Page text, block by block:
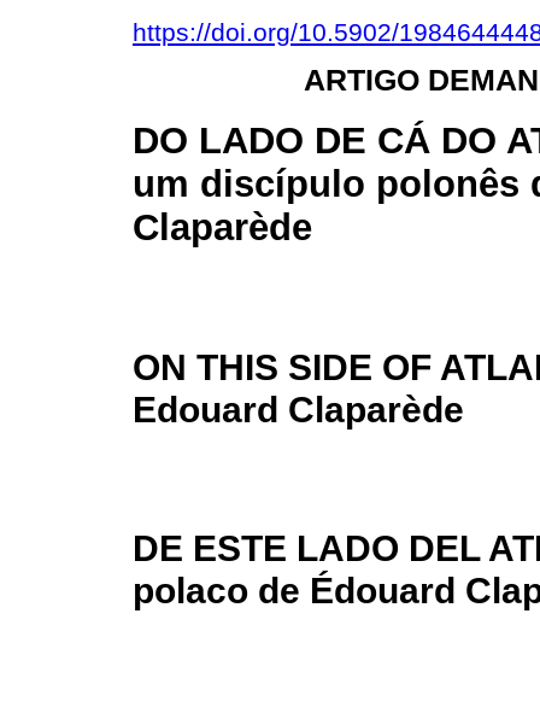
https://doi.org/10.5902/
ARTIGO
DO LADO DE CÁ DO
um discípulo polonês
Claparède
ON THIS SIDE OF
Edouard Claparède
DE ESTE LADO DEL
polaco de Édouard